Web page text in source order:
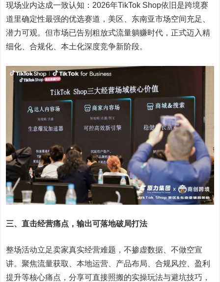
现场业内达成一致认知：2026年TikTok Shop依旧是跨境赛
道里确定性最强的优选赛道，美区、东南亚市场空间充足、
潜力可观。但市场已告别粗放式流量躺赚时代，正式迈入精
细化、合规化、本土化深度竞争新阶段。
三、直击经营痛点，输出可落地破局打法
整场活动立足卖家真实经营难题，不掺虚数据、不做空宣
讲。聚焦流量获取、本地运营、产品布局、合规风控、盈利
提升等核心痛点，分享可直接照搬的实操玩法与避坑技巧，